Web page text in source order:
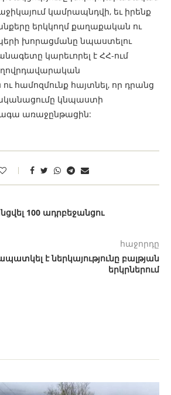
կամրապնդվի, եւ իրենք
երկկողմ քաղաքական ու
խորացմանը նպաստելու
կարեւորել է ՀՀ-ում
համոզմունք հայտնել, որ դրանց
կնպաստի
առաջընթացին:
100 ադրբեջանցու
հաջորդը
է ներկայությունը բալթյան
երկրներում